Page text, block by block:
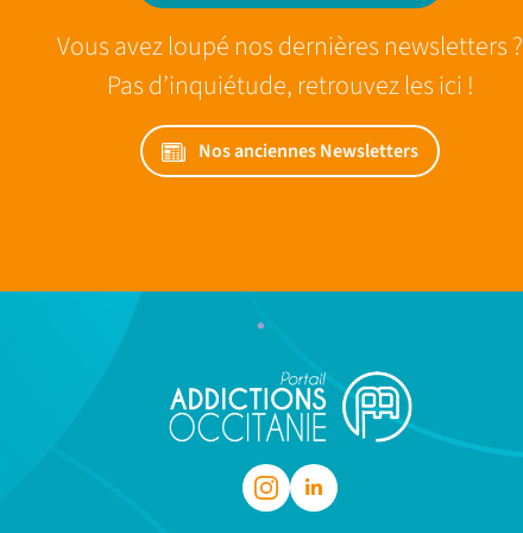
Vous avez loupé nos dernières newsletters ?
Pas d’inquiétude, retrouvez les ici !
Nos anciennes Newsletters